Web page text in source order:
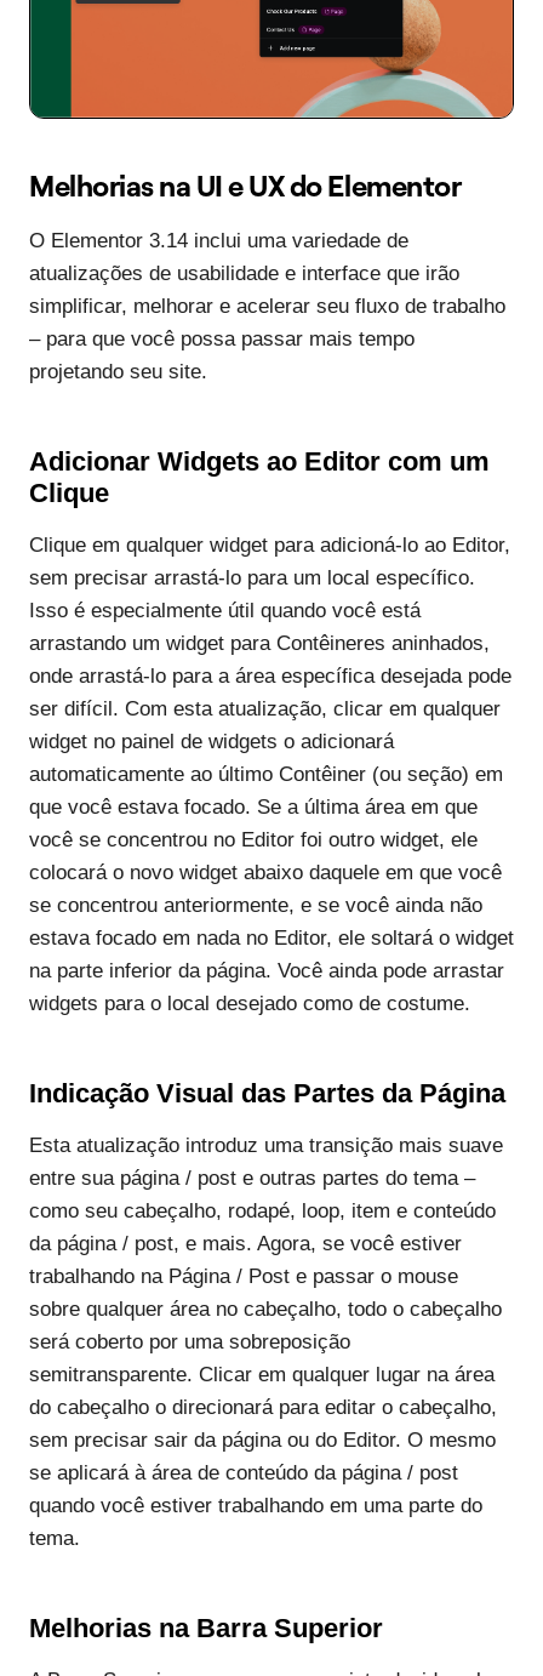
Melhorias na UI e UX do Elementor
O Elementor 3.14 inclui uma variedade de
atualizações de usabilidade e interface que irão
simplificar, melhorar e acelerar seu fluxo de trabalho
– para que você possa passar mais tempo
projetando seu site.
Adicionar Widgets ao Editor com um
Clique
Clique em qualquer widget para adicioná-lo ao Editor,
sem precisar arrastá-lo para um local específico.
Isso é especialmente útil quando você está
arrastando um widget para Contêineres aninhados,
onde arrastá-lo para a área específica desejada pode
ser difícil. Com esta atualização, clicar em qualquer
widget no painel de widgets o adicionará
automaticamente ao último Contêiner (ou seção) em
que você estava focado. Se a última área em que
você se concentrou no Editor foi outro widget, ele
colocará o novo widget abaixo daquele em que você
se concentrou anteriormente, e se você ainda não
estava focado em nada no Editor, ele soltará o widget
na parte inferior da página. Você ainda pode arrastar
widgets para o local desejado como de costume.
Indicação Visual das Partes da Página
Esta atualização introduz uma transição mais suave
entre sua página / post e outras partes do tema –
como seu cabeçalho, rodapé, loop, item e conteúdo
da página / post, e mais. Agora, se você estiver
trabalhando na Página / Post e passar o mouse
sobre qualquer área no cabeçalho, todo o cabeçalho
será coberto por uma sobreposição
semitransparente. Clicar em qualquer lugar na área
do cabeçalho o direcionará para editar o cabeçalho,
sem precisar sair da página ou do Editor. O mesmo
se aplicará à área de conteúdo da página / post
quando você estiver trabalhando em uma parte do
tema.
Melhorias na Barra Superior